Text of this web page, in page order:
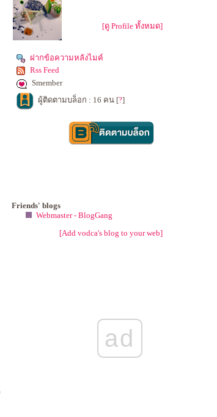
[ดู Profile ทั้งหมด]
ฝากข้อความหลังไมค์
Rss Feed
Smember
ผู้ติดตามบล็อก : 16 คน [?]
Friends' blogs
Webmaster - BlogGang
[Add vodca's blog to your web]
ad